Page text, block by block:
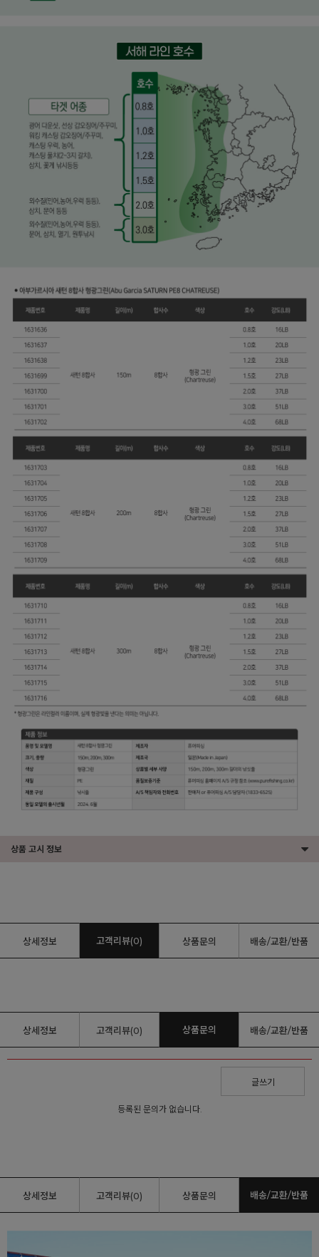
상품 고시 정보
상세정보 고객리뷰(0) 상품문의 배송/교환/반품
상세정보 고객리뷰(0) 상품문의 배송/교환/반품
글쓰기
등록된 문의가 없습니다.
상세정보 고객리뷰(0) 상품문의 배송/교환/반품